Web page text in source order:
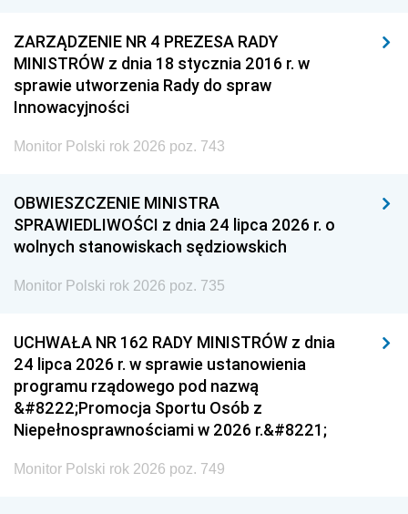
ZARZĄDZENIE NR 4 PREZESA RADY
MINISTRÓW z dnia 18 stycznia 2016 r. w
sprawie utworzenia Rady do spraw
Innowacyjności
Monitor Polski rok 2026 poz. 743
OBWIESZCZENIE MINISTRA
SPRAWIEDLIWOŚCI z dnia 24 lipca 2026 r. o
wolnych stanowiskach sędziowskich
Monitor Polski rok 2026 poz. 735
UCHWAŁA NR 162 RADY MINISTRÓW z dnia
24 lipca 2026 r. w sprawie ustanowienia
programu rządowego pod nazwą
&#8222;Promocja Sportu Osób z
Niepełnosprawnościami w 2026 r.&#8221;
Monitor Polski rok 2026 poz. 749